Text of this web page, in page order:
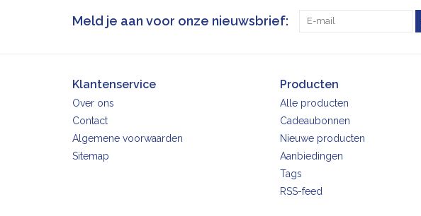
Meld je aan voor onze nieuwsbrief:
Klantenservice
Over ons
Contact
Algemene voorwaarden
Sitemap
Producten
Alle producten
Cadeaubonnen
Nieuwe producten
Aanbiedingen
Tags
RSS-feed